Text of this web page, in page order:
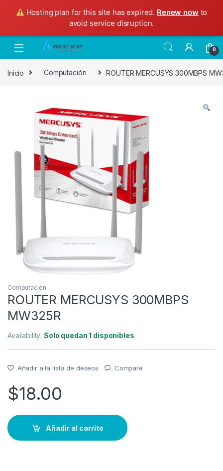
Hosting plan for this site has expired. Renew now to
avoid service disruption.
Skip to navigation
Skip to content
0
Inicio Computación ROUTER MERCUSYS 300MBPS
Computación
ROUTER MERCUSYS 300MBPS
MW325R
Availability:Solo quedan 1 disponibles
Añadir a la lista de deseos Compare
$18.00
Añadir al carrito